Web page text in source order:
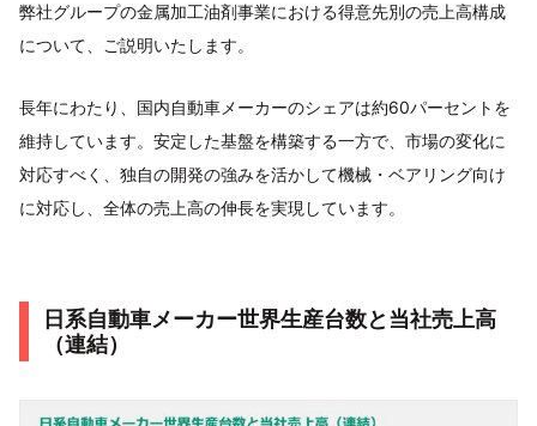
弊社グループの金属加工油剤事業における得意先別の売上高構成
について、ご説明いたします。
長年にわたり、国内自動車メーカーのシェアは約60パーセントを
維持しています。安定した基盤を構築する一方で、市場の変化に
対応すべく、独自の開発の強みを活かして機械・ベアリング向け
に対応し、全体の売上高の伸長を実現しています。
日系自動車メーカー世界生産台数と当社売上高
（連結）